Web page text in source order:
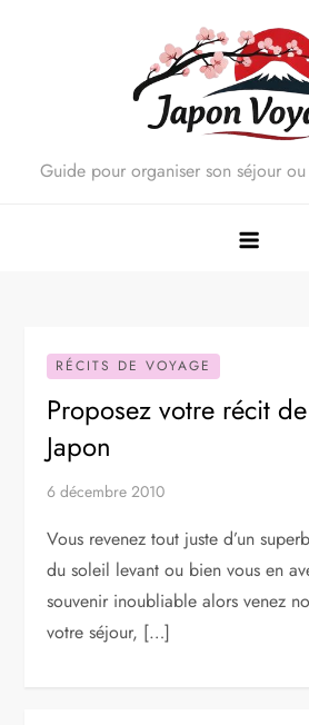
Guide pour organiser son séjour
RÉCITS DE VOYAGE
Proposez votre récit
Japon
6 décembre 2010
Vous revenez tout juste d’un
du soleil levant ou bien vous en
souvenir inoubliable alors venez
votre séjour, […]